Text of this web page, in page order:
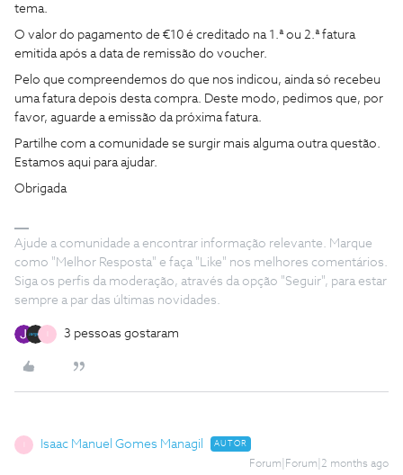
tema.
O valor do pagamento de €10 é creditado na 1.ª ou 2.ª fatura
emitida após a data de remissão do voucher.
Pelo que compreendemos do que nos indicou, ainda só recebeu
uma fatura depois desta compra. Deste modo, pedimos que, por
favor, aguarde a emissão da próxima fatura.
Partilhe com a comunidade se surgir mais alguma outra questão.
Estamos aqui para ajudar.
Obrigada
Ajude a comunidade a encontrar informação relevante. Marque
como "Melhor Resposta" e faça "Like" nos melhores comentários.
Siga os perfis da moderação, através da opção "Seguir", para estar
sempre a par das últimas novidades.
3 pessoas gostaram
Isaac Manuel Gomes Managil AUTOR
Forum|Forum|2 months ago